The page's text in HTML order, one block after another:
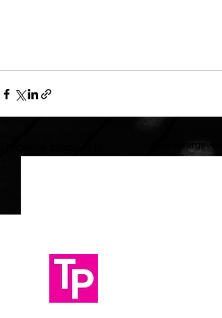
Alles weergeven